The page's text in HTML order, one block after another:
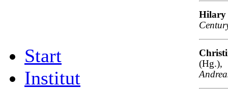
Start
Institut
Hilary